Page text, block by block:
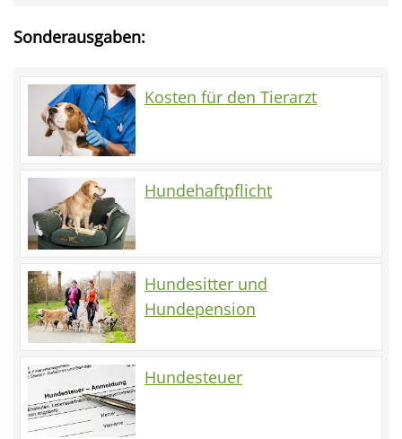
Sonderausgaben:
Kosten für den Tierarzt
Hundehaftpflicht
Hundesitter und
Hundepension
Hundesteuer